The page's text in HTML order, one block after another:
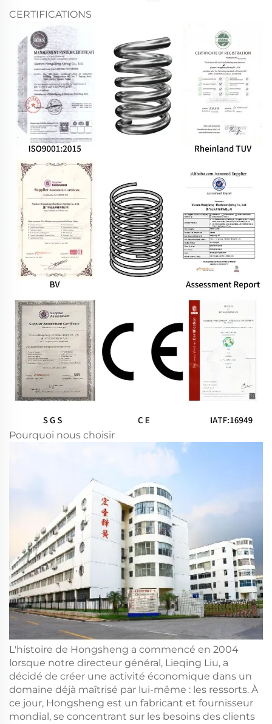
CERTIFICATIONS
Pourquoi nous choisir
L'histoire de Hongsheng a commencé en 2004
lorsque notre directeur général, Lieqing Liu, a
décidé de créer une activité économique dans un
domaine déjà maîtrisé par lui-même : les ressorts. À
ce jour, Hongsheng est un fabricant et fournisseur
mondial, se concentrant sur les besoins des clients